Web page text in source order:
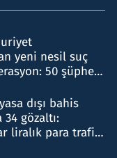
yeni nesil suç
50 şüpheli
dışı bahis
gözaltı:
liralık para trafiği